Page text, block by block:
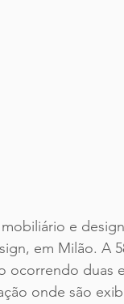
e
em Milão. A
ocorrendo duas
onde são